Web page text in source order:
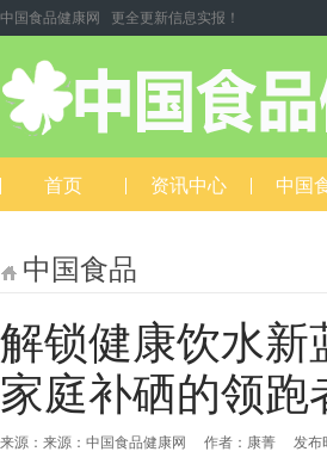
中国食品健康网 更全更新信息实报！
首页 资讯中心 中国
中国食品
解锁健康饮水新
家庭补硒的领跑
来源：来源：中国食品健康网 作者：康菁 发